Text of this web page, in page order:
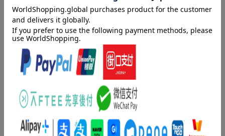
気をもつーモハメド・アリ（元プロボクシング世界王者）／人に
喜んでもらうージョン・アンティオコ（米「ブロックバスター
社」ＣＥＯ）／粘り強く攻めるーノタ・ビゲイ３世（プロゴルフ
ァー）／パートナーから信頼されるーヨギ・ベラ（元メジャーリ
ーガー）／敬意をもって他人に接するージョージ・ボーデンハイ
マー（米テレビ局「ＥＳＰＮ」社長）／すべての人間を尊重する
ーデヴィッド・ボイズ（弁護士）／自分を信じるーウェズリー・
クラーク（元ＮＡＴＯ最高司令官）／みんなに注意をはらうービ
ル・クリントン（第４２代合衆国大統領）〔ほか〕
著者情報（「BOOK」データベースより）